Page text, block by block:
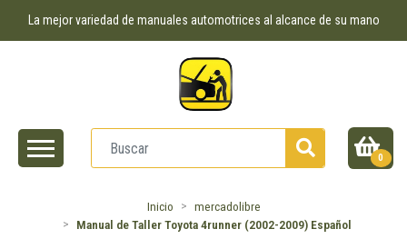
La mejor variedad de manuales automotrices al alcance de su mano
0
Inicio
mercadolibre
Manual de Taller Toyota 4runner (2002-2009) Español